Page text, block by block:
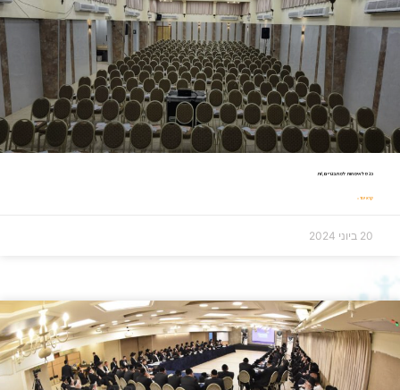
כנס לאימהות למתבגרים\ות
קרא עוד »
20 ביוני 2024